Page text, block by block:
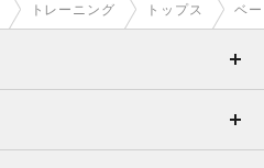
トレーニング トップス ベ